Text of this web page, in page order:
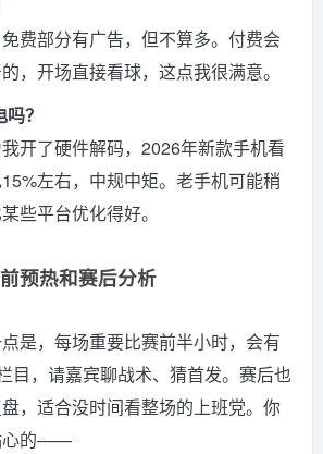
费部分有广告，但不算多。付费会
，开场直接看球，这点我很满意。
？
开了硬件解码，2026年新款手机看
左右，中规中矩。老手机可能稍
些平台优化得好。
预热和赛后分析
是，每场重要比赛前半小时，会有
目，请嘉宾聊战术、猜首发。赛后也
，适合没时间看整场的上班党。你
心的——